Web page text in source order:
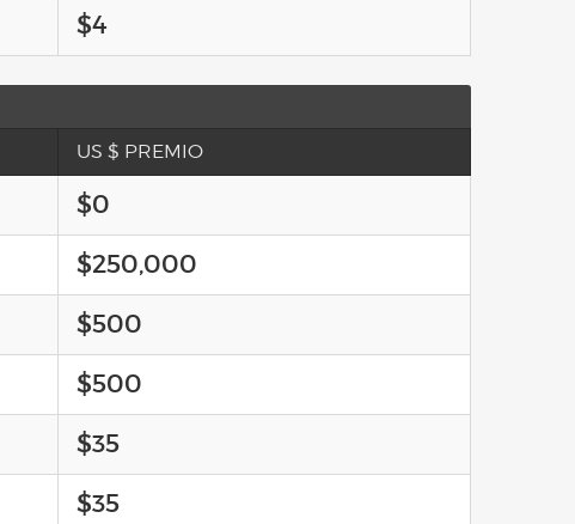
$4
US $ PREMIO
$0
$250,000
$500
$500
$35
$35